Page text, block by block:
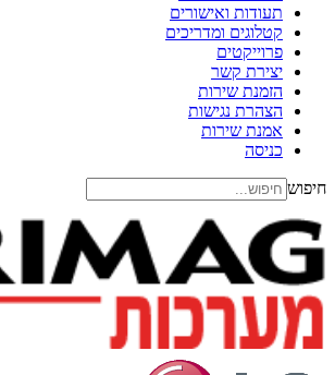
תעודות ואישורים
קטלוגים ומדריכים
פרוייקטים
יצירת קשר
הזמנת שירות
הצהרת נגישות
אמנת שירות
כניסה
חיפוש